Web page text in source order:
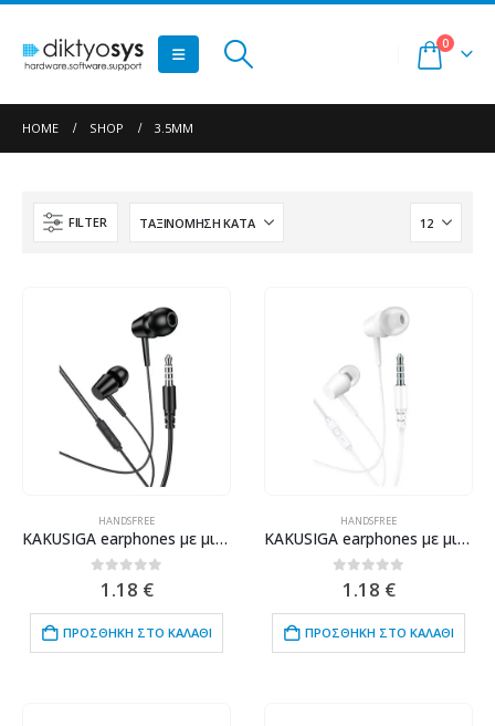
0
HOME SHOP 3.5MM
FILTER
HANDSFREE
KAKUSIGA earphones με μικρόφωνο KSC-1303, 3.5mm σύνδεση, 10mm, 1.1m, μαύρα
out of 5
1.18 €
ΠΡΟΣΘΉΚΗ ΣΤΟ ΚΑΛΆΘΙ
HANDSFREE
KAKUSIGA earphones με μικρόφωνο KSC-1303, 3.5mm σύνδεση, 10mm, 1.1m, λευκά
out of 5
1.18 €
ΠΡΟΣΘΉΚΗ ΣΤΟ ΚΑΛΆΘΙ